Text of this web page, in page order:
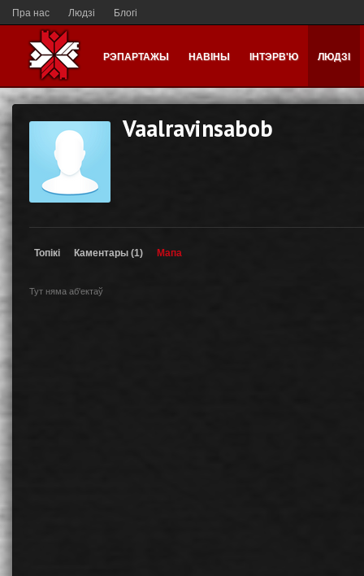
Пра нас Людзі Блогі
РЭПАРТАЖЫ НАВІНЫ ІНТЭРВ'Ю ЛЮДЗІ
Vaalravinsabob
Топікі Каментары (1) Мапа
Тут няма аб'ектаў